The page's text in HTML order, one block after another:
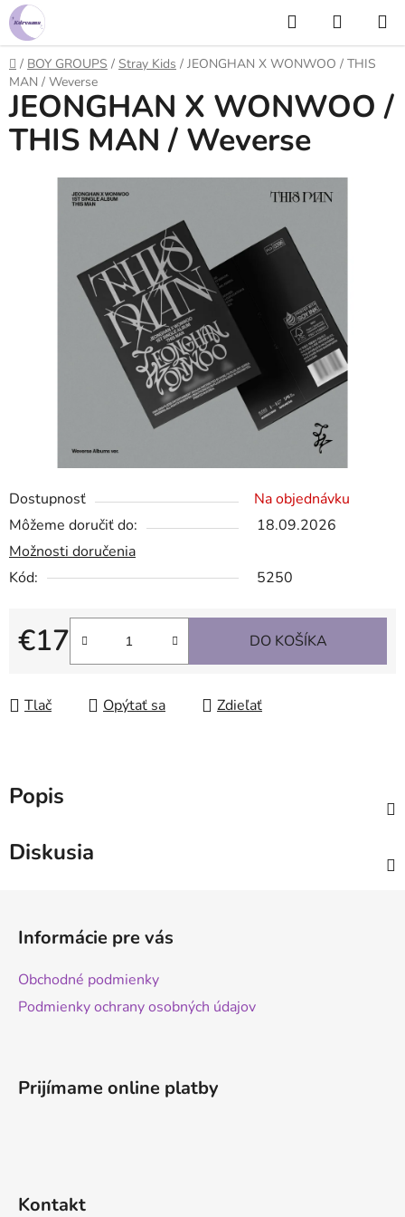
Prejsť
na
obsah
Hľadať
KOŠÍK
Domov
/ BOY GROUPS / Stray Kids / JEONGHAN X WONWOO / THIS
MAN / Weverse
Dostupnosť
Na objednávku
Môžeme doručiť do:
18.09.2026
Možnosti doručenia
Kód:
5250
€17
Jednotková cena:
DO KOŠÍKA
Tlač Opýtať sa Zdieľať
JEONGHAN X WONWOO /
THIS MAN / Weverse
Popis
Diskusia
Informácie pre vás
Obchodné podmienky
Podmienky ochrany osobných údajov
Prijímame online platby
Kontakt